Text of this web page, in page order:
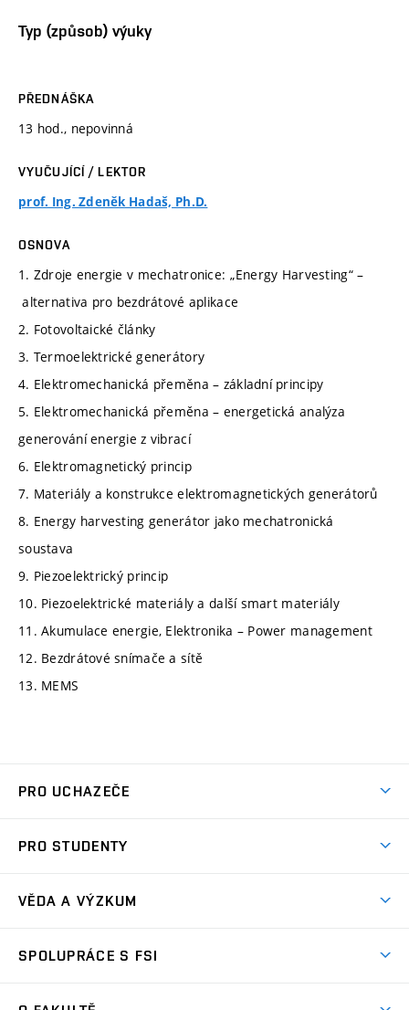
Typ (způsob) výuky
PŘEDNÁŠKA
13 hod., nepovinná
VYUČUJÍCÍ / LEKTOR
prof. Ing. Zdeněk Hadaš, Ph.D.
OSNOVA
1. Zdroje energie v mechatronice: „Energy Harvesting“ –
alternativa pro bezdrátové aplikace
2. Fotovoltaické články
3. Termoelektrické generátory
4. Elektromechanická přeměna – základní principy
5. Elektromechanická přeměna – energetická analýza
generování energie z vibrací
6. Elektromagnetický princip
7. Materiály a konstrukce elektromagnetických generátorů
8. Energy harvesting generátor jako mechatronická
soustava
9. Piezoelektrický princip
10. Piezoelektrické materiály a další smart materiály
11. Akumulace energie, Elektronika – Power management
12. Bezdrátové snímače a sítě
13. MEMS
PRO UCHAZEČE
Ambasadoři studia
Zápisy
PRO STUDENTY
Studijní předpisy
VĚDA A VÝZKUM
Oblasti výzkumu
SPOLUPRÁCE S FSI